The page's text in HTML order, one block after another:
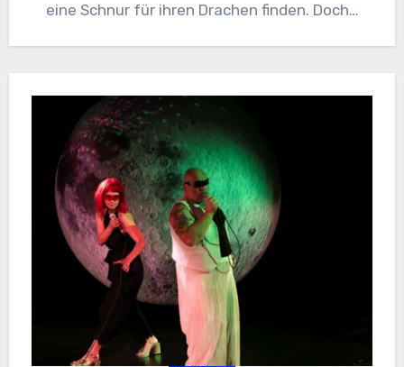
eine Schnur für ihren Drachen finden. Doch…